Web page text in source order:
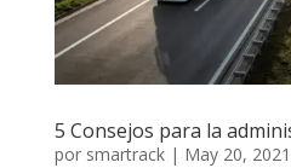
5 Consejos para la
por smartrack| May 20, 2021